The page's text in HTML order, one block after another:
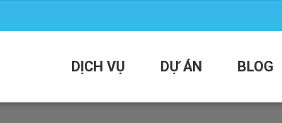
DỊCH VỤ DỰ ÁN BLOG